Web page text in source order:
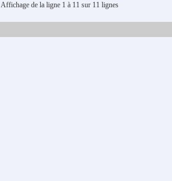
Affichage de la ligne 1 à 11 sur 11 lignes